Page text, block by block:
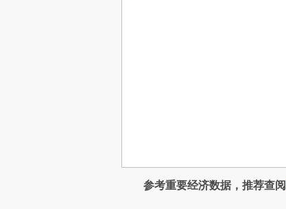
参考重要经济数据，推荐查阅